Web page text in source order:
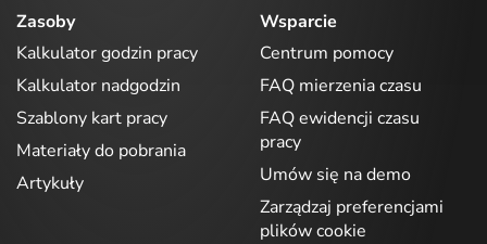
Zasoby
Kalkulator godzin pracy
Kalkulator nadgodzin
Szablony kart pracy
Materiały do pobrania
Artykuły
Wsparcie
Centrum pomocy
FAQ mierzenia czasu
FAQ ewidencji czasu
pracy
Umów się na demo
Zarządzaj preferencjami
plików cookie